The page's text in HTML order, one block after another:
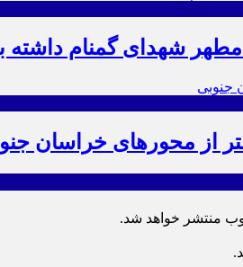
مطهر شهدای گمنام داشته
منتشر خواهد شد.